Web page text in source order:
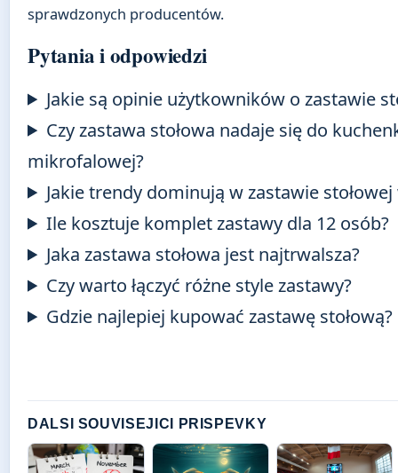
sprawdzonych producentów.
Pytania i odpowiedzi
Jakie są opinie użytkowników o zastawie
Czy zastawa stołowa nadaje się do
mikrofalowej?
Jakie trendy dominują w zastawie
Ile kosztuje komplet zastawy dla 12 osób?
Jaka zastawa stołowa jest najtrwalsza?
Czy warto łączyć różne style zastawy?
Gdzie najlepiej kupować zastawę stołową?
DALSI SOUVISEJICI PRISPEVKY